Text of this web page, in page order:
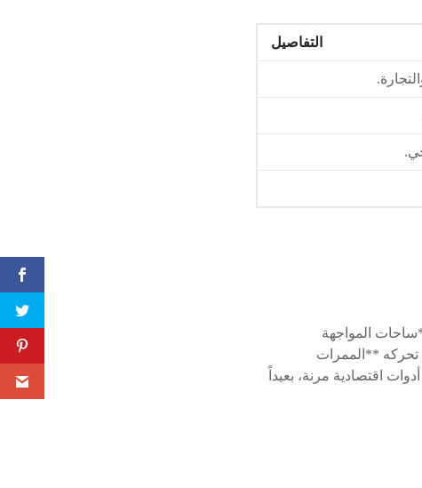
التفاصيل
المواجهة
تحركه **الممرات
اقتصادية مرنة، بعيداً